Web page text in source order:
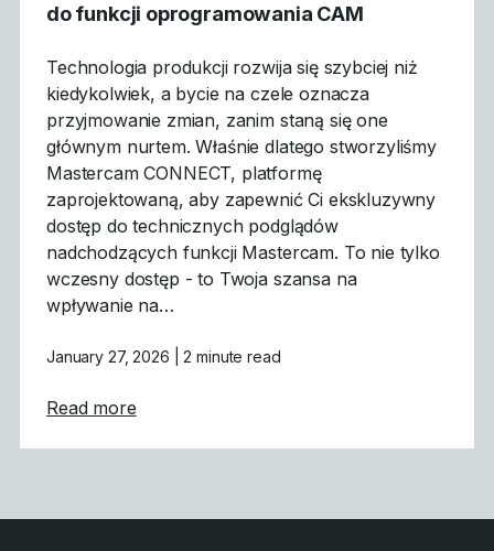
do funkcji oprogramowania CAM
Technologia produkcji rozwija się szybciej niż
kiedykolwiek, a bycie na czele oznacza
przyjmowanie zmian, zanim staną się one
głównym nurtem. Właśnie dlatego stworzyliśmy
Mastercam CONNECT, platformę
zaprojektowaną, aby zapewnić Ci ekskluzywny
dostęp do technicznych podglądów
nadchodzących funkcji Mastercam. To nie tylko
wczesny dostęp - to Twoja szansa na
wpływanie na…
January 27, 2026 | 2 minute read
Read moreabout Mastercam CONNECT: Wczesny